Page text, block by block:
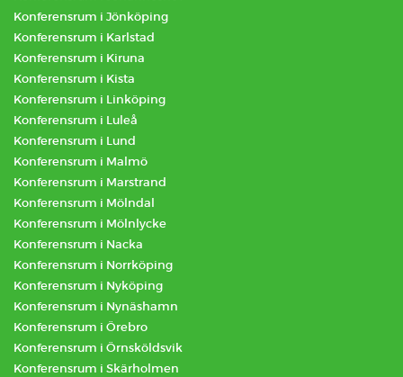
Konferensrum i Jönköping
Konferensrum i Karlstad
Konferensrum i Kiruna
Konferensrum i Kista
Konferensrum i Linköping
Konferensrum i Luleå
Konferensrum i Lund
Konferensrum i Malmö
Konferensrum i Marstrand
Konferensrum i Mölndal
Konferensrum i Mölnlycke
Konferensrum i Nacka
Konferensrum i Norrköping
Konferensrum i Nyköping
Konferensrum i Nynäshamn
Konferensrum i Örebro
Konferensrum i Örnsköldsvik
Konferensrum i Skärholmen